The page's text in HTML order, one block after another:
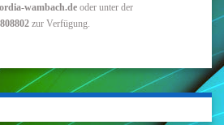
wambach.de oder unter der
zur Verfügung.